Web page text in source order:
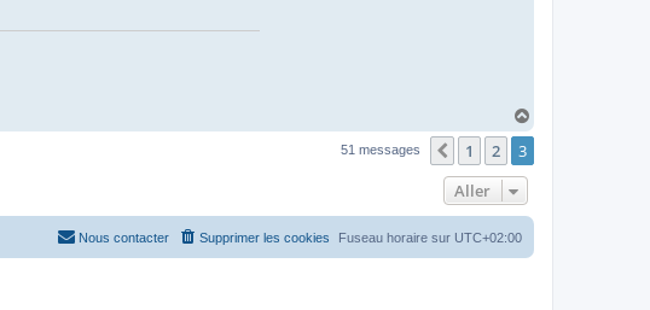
d
t
51 messages Précédent
1 2 3
Aller
Fuseau horaire sur UTC+02:00
Supprimer les cookies
Nous contacter